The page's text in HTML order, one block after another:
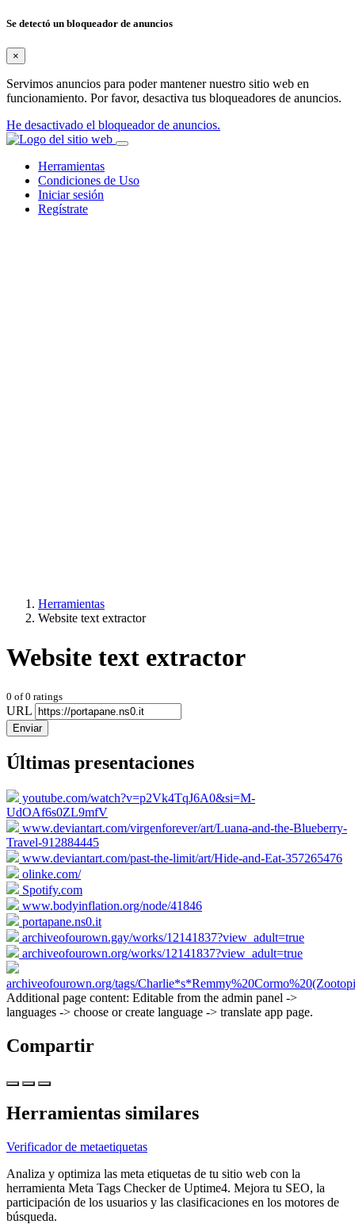
Se detectó un bloqueador de anuncios
×
Servimos anuncios para poder mantener nuestro sitio web en
funcionamiento. Por favor, desactiva tus bloqueadores de anuncios.
He desactivado el bloqueador de anuncios.
Herramientas
Condiciones de Uso
Iniciar sesión
Regístrate
Herramientas
Website text extractor
Website text extractor
0 of0 ratings
URL
Enviar
Últimas presentaciones
youtube.com/watch?v=p2Vk4TqJ6A0&si=M-
UdOAf6s0ZL9mfV
www.deviantart.com/virgenforever/art/Luana-and-the-Blueberry-
Travel-912884445
www.deviantart.com/past-the-limit/art/Hide-and-Eat-357265476
olinke.com/
Spotify.com
www.bodyinflation.org/node/41846
portapane.ns0.it
archiveofourown.gay/works/12141837?view_adult=true
archiveofourown.org/works/12141837?view_adult=true
archiveofourown.org/tags/
Additional page content: Editable from the admin panel ->
languages -> choose or create language -> translate app page.
Compartir
Herramientas similares
Verificador de metaetiquetas
Analiza y optimiza las meta etiquetas de tu sitio web con la
herramienta Meta Tags Checker de Uptime4. Mejora tu SEO, la
participación de los usuarios y las clasificaciones en los motores de
búsqueda.